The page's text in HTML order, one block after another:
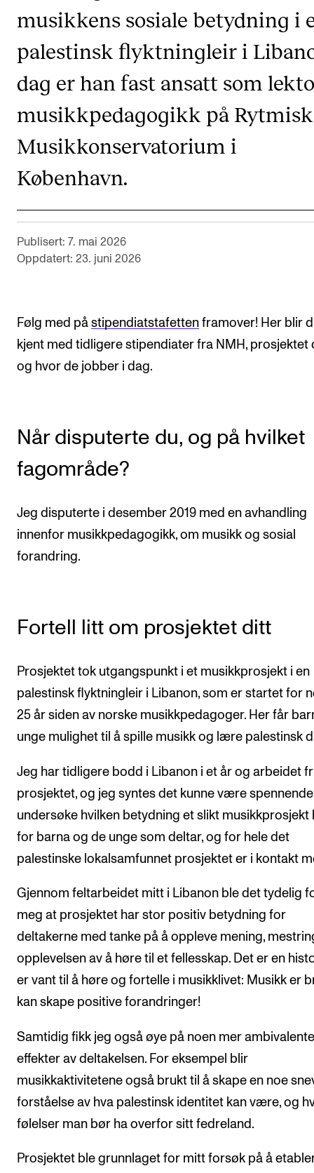
Semesterregistrering
STUDENTLIV
Læringsressurser
Si ifra!
Betalte spilleoppdrag
Utveksling og reiser
AKTUELT
Nyheter for studenter
Etter noter nyhetsbrev
Studentutvalet SUT
Biblioteket
Hvem gjør hva i administrasjonen?
musikkens sosiale betydning i
palestinsk flyktningleir i
dag er han fast ansatt som
musikkpedagogikk på Rytmisk
Musikkonservatorium i
København.
Publisert: 7. mai 2026
Oppdatert: 23. juni 2026
Følg med på stipendiatstafetten framover! Her blir
kjent med tidligere stipendiater fra NMH, prosjektet
og hvor de jobber i dag.
Når disputerte du, og på hvilket
fagområde?
Jeg disputerte i desember 2019 med en avhandling
innenfor musikkpedagogikk, om musikk og sosial
forandring.
Fortell litt om prosjektet ditt
Prosjektet tok utgangspunkt i et musikkprosjekt i en
palestinsk flyktningleir i Libanon, som er startet for
25 år siden av norske musikkpedagoger. Her får
unge mulighet til å spille musikk og lære palestinsk
Jeg har tidligere bodd i Libanon i et år og arbeidet
prosjektet, og jeg syntes det kunne være
undersøke hvilken betydning et slikt musikkprosjekt
for barna og de unge som deltar, og for hele det
palestinske lokalsamfunnet prosjektet er i kontakt
Gjennom feltarbeidet mitt i Libanon ble det tydelig
meg at prosjektet har stor positiv betydning for
deltakerne med tanke på å oppleve mening,
opplevelsen av å høre til et fellesskap. Det er en
er vant til å høre og fortelle i musikklivet: Musikk er
kan skape positive forandringer!
Samtidig fikk jeg også øye på noen mer ambivalente
effekter av deltakelsen. For eksempel blir
musikkaktivitetene også brukt til å skape en noe
forståelse av hva palestinsk identitet kan være, og
følelser man bør ha overfor sitt fedreland.
Prosjektet ble grunnlaget for mitt forsøk på å